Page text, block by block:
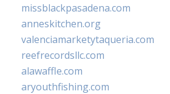
missblackpasadena.com
anneskitchen.org
valenciamarketytaqueria.com
reefrecordsllc.com
alawaffle.com
aryouthfishing.com